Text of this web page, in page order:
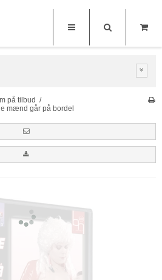
på tilbud /
mænd går på bordel